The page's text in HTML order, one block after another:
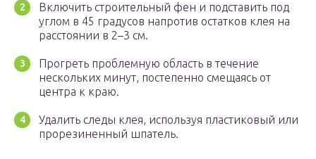
Включить строительный фен и подставить под
углом в 45 градусов напротив остатков клея на
расстоянии в 2–3 см.
Прогреть проблемную область в течение
нескольких минут, постепенно смещаясь от
центра к краю.
Удалить следы клея, используя пластиковый или
прорезиненный шпатель.